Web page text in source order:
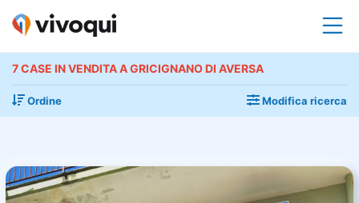
7 CASE IN VENDITA A GRICIGNANO DI AVERSA
Ordine Modifica ricerca